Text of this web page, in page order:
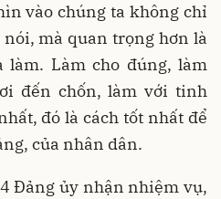
vào chúng ta không chỉ
mà quan trọng hơn là
làm. Làm cho đúng, làm
đến chốn, làm với tinh
đó là cách tốt nhất để
của nhân dân.
Đảng ủy nhận nhiệm vụ,